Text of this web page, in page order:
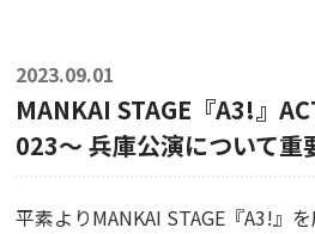
2023.09.01
MANKAI STAGE『A3!』
023～ 兵庫公演について重
平素よりMANKAI STAGE『A3!』